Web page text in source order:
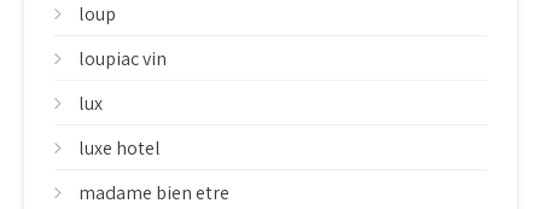
loup
loupiac vin
lux
luxe hotel
madame bien etre